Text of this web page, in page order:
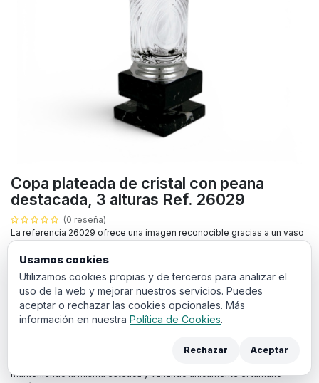
Copa plateada de cristal con peana
destacada, 3 alturas Ref. 26029
(0 reseña)
La referencia 26029 ofrece una imagen reconocible gracias a un vaso
cilíndrico transparente de tipo cristal, alto, con tallado en
espiga/ondas, pie plateado circular y doble peana negra. El acabado
de cristal aporta brillo, transparencia y una sensación más distinguida
en la entrega. Es una opción práctica para organizadores que buscan
una pieza elegante, visible y válida para diferentes tipos de
reconocimiento. La base aporta estabilidad y ayuda a que la pieza se
vea proporcionada cuando se coloca sobre una mesa de entrega,
protagonismo del diseño sin renunciar a la información esencial del
manteniendo la misma estética y variando únicamente el tamaño
Usamos cookies
Utilizamos cookies propias y de terceros para analizar el
uso de la web y mejorar nuestros servicios. Puedes
aceptar o rechazar las cookies opcionales. Más
información en nuestra Política de Cookies.
Rechazar Aceptar